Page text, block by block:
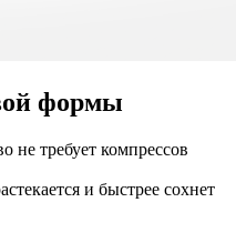
формы
не требует компрессов
и быстрее сохнет